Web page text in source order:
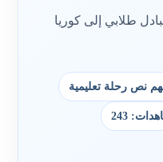
طلابي إلى كوريا
نص رحلة تعليمية
243